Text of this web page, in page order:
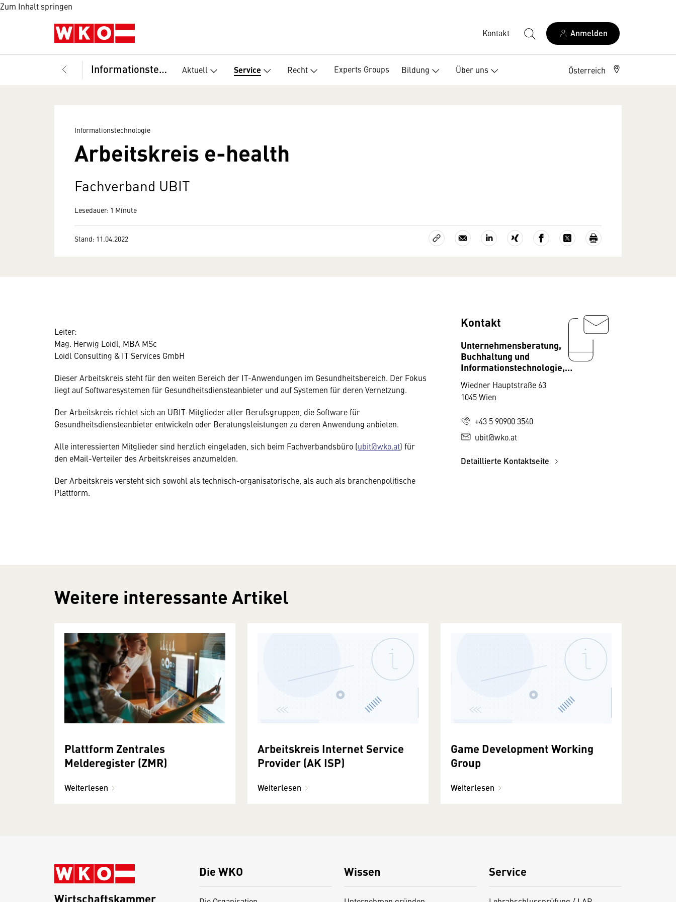
Zum Inhalt springen
Kontakt Anmelden
Informationstechnologie Aktuell Service Recht Experts Groups Bildung Über uns Österreich
Informationstechnologie
Arbeitskreis e-health
Fachverband UBIT
Lesedauer: 1 Minute
Stand: 11.04.2022
Leiter:
Mag. Herwig Loidl, MBA MSc
Loidl Consulting & IT Services GmbH
Dieser Arbeitskreis steht für den weiten Bereich der IT-Anwendungen im Gesundheitsbereich. Der Fokus
liegt auf Softwaresystemen für Gesundheitsdiensteanbieter und auf Systemen für deren Vernetzung.
Der Arbeitskreis richtet sich an UBIT-Mitglieder aller Berufsgruppen, die Software für
Gesundheitsdiensteanbieter entwickeln oder Beratungsleistungen zu deren Anwendung anbieten.
Alle interessierten Mitglieder sind herzlich eingeladen, sich beim Fachverbandsbüro (ubit@wko.at) für
den eMail-Verteiler des Arbeitskreises anzumelden.
Der Arbeitskreis versteht sich sowohl als technisch-organisatorische, als auch als branchenpolitische
Plattform.
Kontakt
Unternehmensberatung,
Buchhaltung und
Informationstechnologie,
Wiedner Hauptstraße 63
1045 Wien
+43 5 90900 3540
ubit@wko.at
Detaillierte Kontaktseite
Weitere interessante Artikel
Plattform Zentrales
Melderegister (ZMR)
Weiterlesen
Arbeitskreis Internet Service
Provider (AK ISP)
Weiterlesen
Game Development Working
Group
Weiterlesen
Die WKO Wissen Service
Wirtschaftskammer